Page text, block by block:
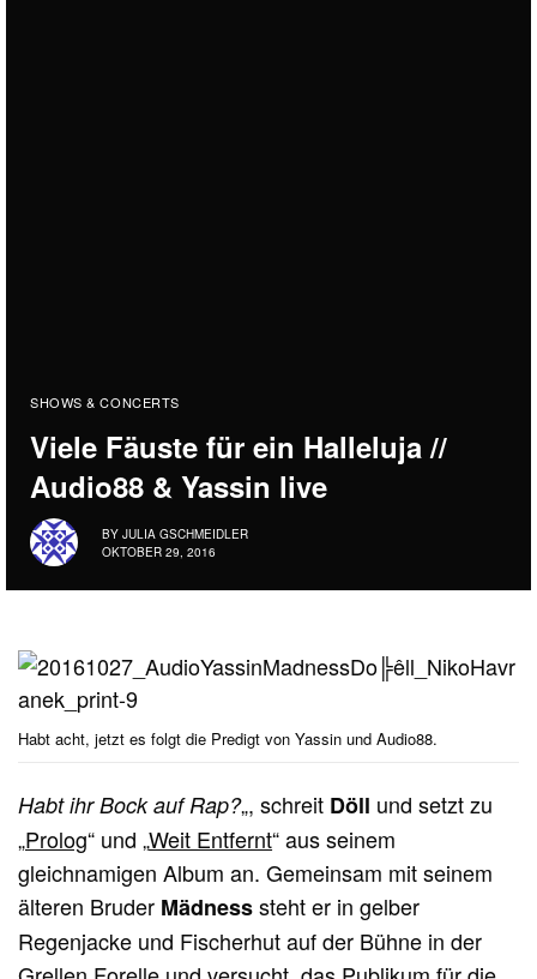
SHOWS & CONCERTS
Viele Fäuste für ein Halleluja //
Audio88 & Yassin live
BY JULIA GSCHMEIDLER
OKTOBER 29, 2016
Habt acht, jetzt es folgt die Predigt von Yassin und Audio88.
Habt ihr Bock auf Rap?„, schreit Döll und setzt zu
„Prolog“ und „Weit Entfernt“ aus seinem
gleichnamigen Album an. Gemeinsam mit seinem
älteren Bruder Mädnesssteht er in gelber
Regenjacke und Fischerhut auf der Bühne in der